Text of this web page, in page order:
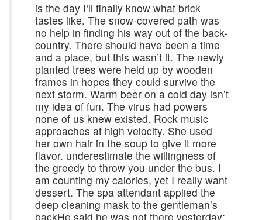
is the day I‘ll finally know what brick
tastes like. The snow-covered path was
no help in finding his way out of the back-
country. There should have been a time
and a place, but this wasn’t it. The newly
planted trees were held up by wooden
frames in hopes they could survive the
next storm. Warm beer on a cold day isn’t
my idea of fun. The virus had powers
none of us knew existed. Rock music
approaches at high velocity. She used
her own hair in the soup to give it more
flavor. underestimate the willingness of
the greedy to throw you under the bus. I
am counting my calories, yet I really want
dessert. The spa attendant applied the
deep cleaning mask to the gentleman’s
backHe said he was not there yesterday;